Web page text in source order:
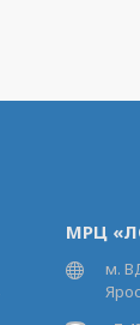
МРЦ
м.